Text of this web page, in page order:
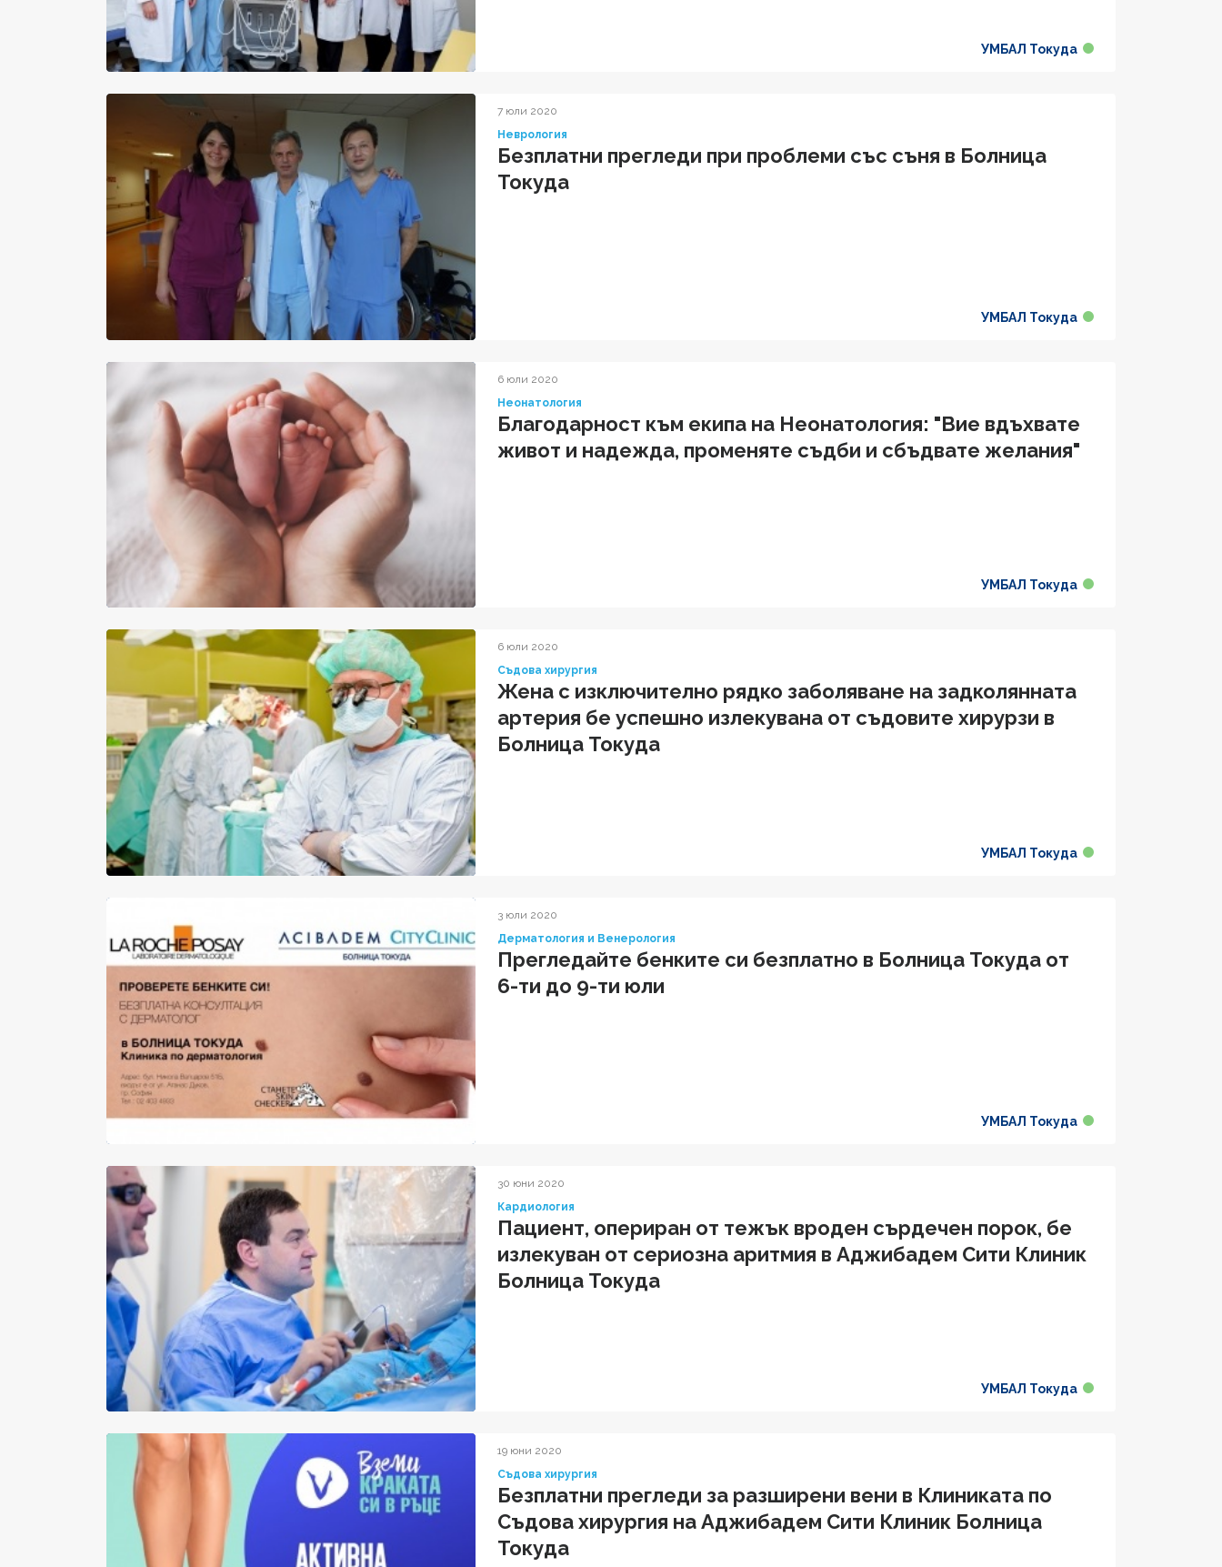
УМБАЛ Токуда
7 юли 2020
Неврология
Безплатни прегледи при проблеми със съня в Болница
Токуда
УМБАЛ Токуда
6 юли 2020
Неонатология
Благодарност към екипа на Неонатология: "Вие вдъхвате
живот и надежда, променяте съдби и сбъдвате желания"
УМБАЛ Токуда
6 юли 2020
Съдова хирургия
Жена с изключително рядко заболяване на задколянната
артерия бе успешно излекувана от съдовите хирурзи в
Болница Токуда
УМБАЛ Токуда
3 юли 2020
Дерматология и Венерология
Прегледайте бенките си безплатно в Болница Токуда от
6-ти до 9-ти юли
УМБАЛ Токуда
30 юни 2020
Кардиология
Пациент, опериран от тежък вроден сърдечен порок, бе
излекуван от сериозна аритмия в Аджибадем Сити Клиник
Болница Токуда
УМБАЛ Токуда
19 юни 2020
Съдова хирургия
Безплатни прегледи за разширени вени в Клиниката по
Съдова хирургия на Аджибадем Сити Клиник Болница
Токуда